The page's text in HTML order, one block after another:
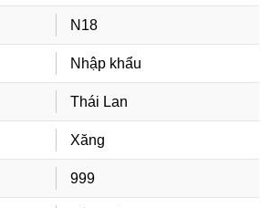
N18
Nhập khẩu
Thái Lan
Xăng
999